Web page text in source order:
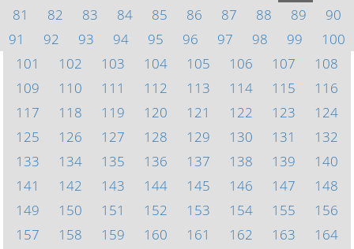
81
82 83 84 85 86 87 88 89
90
91
92 93 94 95 96 97 98 99
100
101
102 103 104 105 106 107
108
109
110 111 112 113 114 115
116
117
118 119 120 121 122 123
124
125
126 127 128 129 130 131
132
133
134 135 136 137 138 139
140
141
142 143 144 145 146 147
148
149
150 151 152 153 154 155
156
157
158 159 160 161 162 163
164